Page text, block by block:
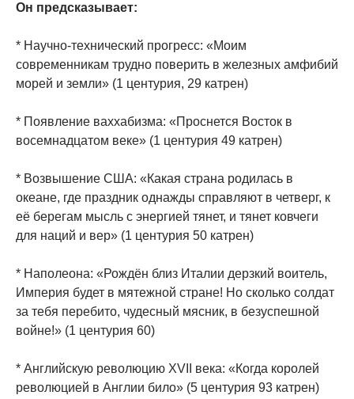
Он предсказывает:
* Научно-технический прогресс: «Моим
современникам трудно поверить в железных амфибий
морей и земли» (1 центурия, 29 катрен)
* Появление ваххабизма: «Проснется Восток в
восемнадцатом веке» (1 центурия 49 катрен)
* Возвышение США: «Какая страна родилась в
океане, где праздник однажды справляют в четверг, к
её берегам мысль с энергией тянет, и тянет ковчеги
для наций и вер» (1 центурия 50 катрен)
* Наполеона: «Рождён близ Италии дерзкий воитель,
Империя будет в мятежной стране! Но сколько солдат
за тебя перебито, чудесный мясник, в безуспешной
войне!» (1 центурия 60)
* Английскую революцию XVII века: «Когда королей
революцией в Англии било» (5 центурия 93 катрен)